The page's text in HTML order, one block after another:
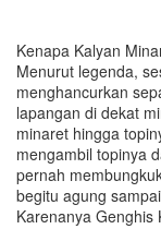
Kenapa Kalyan
Menurut legenda,
menghancurkan
lapangan di dekat
minaret hingga
mengambil topinya
pernah
begitu agung
Karenanya Genghis